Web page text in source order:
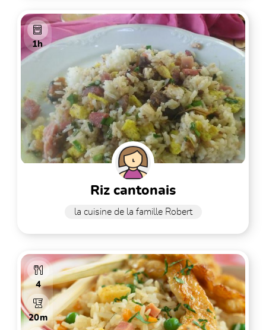
1h
riz cantonais
la cuisine de la famille Robert
4
20m